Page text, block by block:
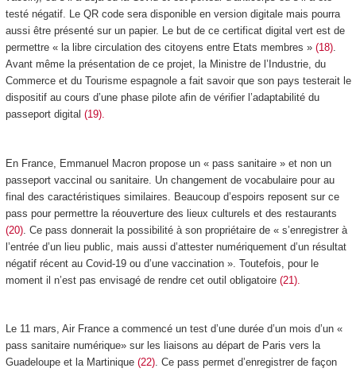
testé négatif. Le QR code sera disponible en version digitale mais pourra
aussi être présenté sur un papier. Le but de ce certificat digital vert est de
permettre « la libre circulation des citoyens entre Etats membres » (18).
Avant même la présentation de ce projet, la Ministre de l’Industrie, du
Commerce et du Tourisme espagnole a fait savoir que son pays testerait le
dispositif au cours d’une phase pilote afin de vérifier l’adaptabilité du
passeport digital (19).
En France, Emmanuel Macron propose un « pass sanitaire » et non un
passeport vaccinal ou sanitaire. Un changement de vocabulaire pour au
final des caractéristiques similaires. Beaucoup d’espoirs reposent sur ce
pass pour permettre la réouverture des lieux culturels et des restaurants
(20). Ce pass donnerait la possibilité à son propriétaire de « s’enregistrer à
l’entrée d’un lieu public, mais aussi d’attester numériquement d’un résultat
négatif récent au Covid-19 ou d’une vaccination ». Toutefois, pour le
moment il n’est pas envisagé de rendre cet outil obligatoire (21).
Le 11 mars, Air France a commencé un test d’une durée d’un mois d’un «
pass sanitaire numérique» sur les liaisons au départ de Paris vers la
Guadeloupe et la Martinique (22). Ce pass permet d’enregistrer de façon